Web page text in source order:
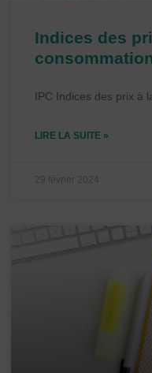
Indices des
IPC Indices des prix à
LIRE LA SUITE »
29 février 2024